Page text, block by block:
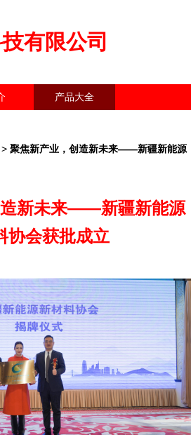
有限公司
产品大全
> 聚焦新产业，创造新未来——新疆新能源
新未来——新疆新能源
协会获批成立